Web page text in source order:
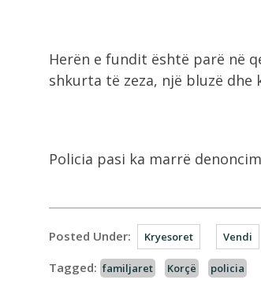
Herën e fundit është parë në
shkurta të zeza, një bluzë dhe
Policia pasi ka marrë
Posted Under: Kryesoret Vendi
Tagged: familjaret Korçë policia